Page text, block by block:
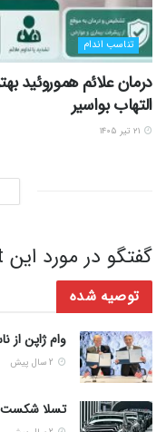
تناسب اندام
درمان علائم هموروئید
التهاب بواسیر
گفتگو در مورد این post
توصیه شده
وام ژاپن از
تسلا شکست